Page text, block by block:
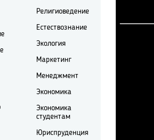
Религиоведение
Естествознание
Экология
Маркетинг
Менеджмент
Экономика
Экономика
студентам
Юриспруденция